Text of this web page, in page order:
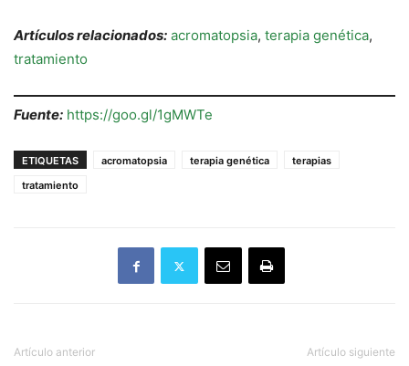
Artículos relacionados: acromatopsia, terapia genética,
tratamiento
Fuente: https://goo.gl/1gMWTe
ETIQUETAS acromatopsia terapia genética
terapias
tratamiento
Artículo anterior Artículo siguiente